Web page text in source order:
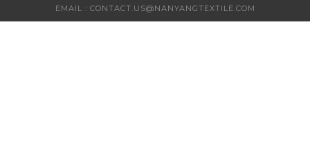
EMAIL : CONTACT.US@NANYANGTEXTILE.COM